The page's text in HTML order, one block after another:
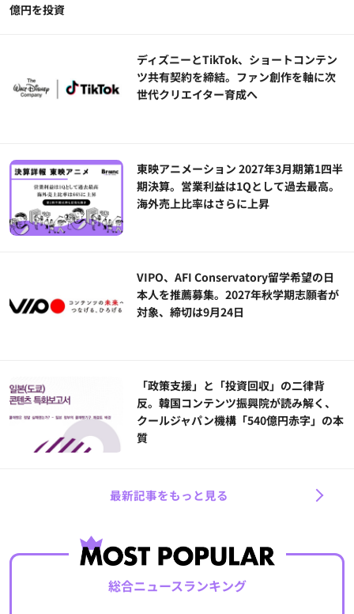
億円を投資
ディズニーとTikTok、ショートコンテン
ツ共有契約を締結。ファン創作を軸に次
世代クリエイター育成へ
東映アニメーション 2027年3月期第1四半
期決算。営業利益は1Qとして過去最高。
海外売上比率はさらに上昇
VIPO、AFI Conservatory留学希望の日
本人を推薦募集。2027年秋学期志願者が
対象、締切は9月24日
「政策支援」と「投資回収」の二律背
反。韓国コンテンツ振興院が読み解く、
クールジャパン機構「540億円赤字」の本
質
最新記事をもっと見る
総合ニュースランキング